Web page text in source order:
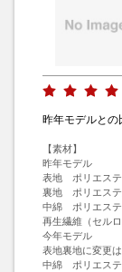
昨年モデルとの
【素材】
昨年モデル
表地　ポリエス
裏地　ポリエス
中綿　ポリエス
再生繊維（セル
今年モデル
表地裏地に変更
中綿　ポリエス